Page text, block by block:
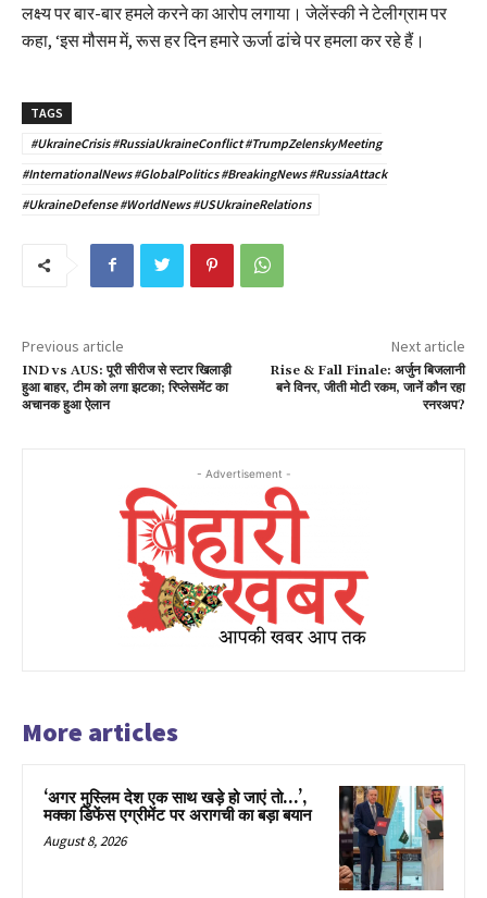
लक्ष्य पर बार-बार हमले करने का आरोप लगाया। जेलेंस्की ने टेलीग्राम पर
कहा, ‘इस मौसम में, रूस हर दिन हमारे ऊर्जा ढांचे पर हमला कर रहे हैं।
TAGS
#UkraineCrisis #RussiaUkraineConflict #TrumpZelenskyMeeting
#InternationalNews #GlobalPolitics #BreakingNews #RussiaAttack
#UkraineDefense #WorldNews #USUkraineRelations
Previous article
IND vs AUS: पूरी सीरीज से स्टार खिलाड़ी
हुआ बाहर, टीम को लगा झटका; रिप्लेसमेंट का
अचानक हुआ ऐलान
Next article
Rise & Fall Finale: अर्जुन बिजलानी
बने विनर, जीती मोटी रकम, जानें कौन रहा
रनरअप?
- Advertisement -
More articles
‘अगर मुस्लिम देश एक साथ खड़े हो जाएं तो…’,
मक्का डिफेंस एग्रीमेंट पर अरागची का बड़ा बयान
August 8, 2026